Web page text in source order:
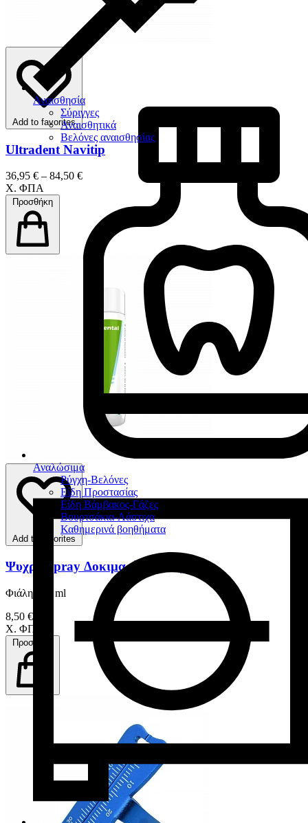
Αναισθησία
Σύριγγες
Αναισθητικά
Βελόνες αναισθησίας
Αναλώσιμα
Ρύγχη-Βελόνες
Είδη Προστασίας
Είδη Βάμβακος-Γάζες
Βουρτσάκια-Λάστιχα
Καθημερινά βοηθήματα
Add to favorites
Ultradent Navitip
36,95 € – 84,50 €
Χ. ΦΠΑ
Προσθήκη
Add to favorites
Ψυχρό Spray Δοκιμασίας Πολφού
Φιάλη 200 ml
8,50 €
Χ. ΦΠΑ
Προσθήκη